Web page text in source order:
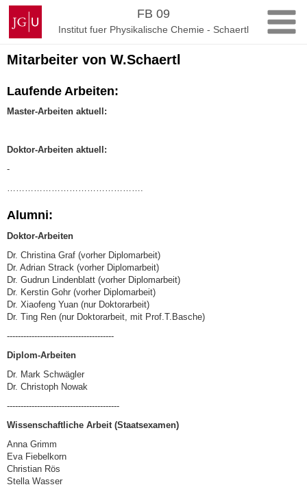
Zum
Inhalt
springen
Johannes
Gutenberg-
Universität
Mainz
FB 09
Institut fuer Physikalische Chemie - Schaertl
Mitarbeiter von W.Schaertl
Laufende Arbeiten:
Master-Arbeiten aktuell:
Doktor-Arbeiten aktuell:
-
……………………………………….
Alumni:
Doktor-Arbeiten
Dr. Christina Graf (vorher Diplomarbeit)
Dr. Adrian Strack (vorher Diplomarbeit)
Dr. Gudrun Lindenblatt (vorher Diplomarbeit)
Dr. Kerstin Gohr (vorher Diplomarbeit)
Dr. Xiaofeng Yuan (nur Doktorarbeit)
Dr. Ting Ren (nur Doktorarbeit, mit Prof.T.Basche)
---------------------------------------
Diplom-Arbeiten
Dr. Mark Schwägler
Dr. Christoph Nowak
-----------------------------------------
Wissenschaftliche Arbeit (Staatsexamen)
Anna Grimm
Eva Fiebelkorn
Christian Rös
Stella Wasser